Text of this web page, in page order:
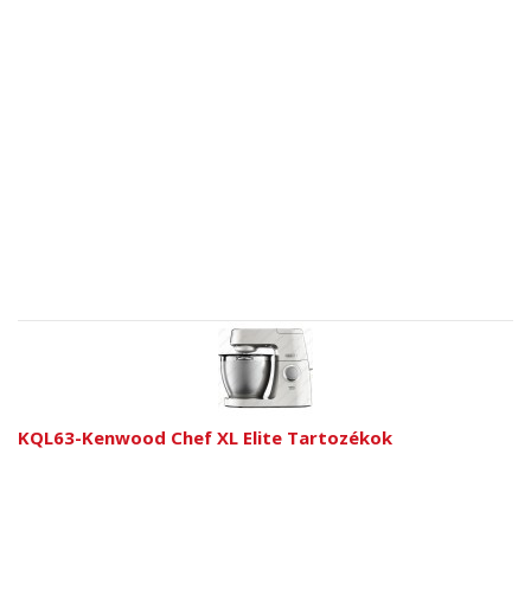
KQL63-Kenwood Chef XL Elite Tartozékok